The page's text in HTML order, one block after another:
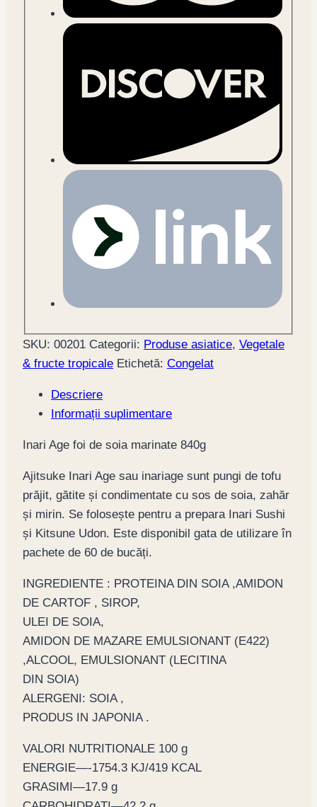
SKU: 00201 Categorii: Produse asiatice, Vegetale
& fructe tropicale Etichetă: Congelat
Descriere
Informații suplimentare
Inari Age foi de soia marinate 840g
Ajitsuke Inari Age sau inariage sunt pungi de tofu
prăjit, gătite și condimentate cu sos de soia, zahăr
și mirin. Se folosește pentru a prepara Inari Sushi
și Kitsune Udon. Este disponibil gata de utilizare în
pachete de 60 de bucăți.
INGREDIENTE : PROTEINA DIN SOIA ,AMIDON
DE CARTOF , SIROP,
ULEI DE SOIA,
AMIDON DE MAZARE EMULSIONANT (E422)
,ALCOOL, EMULSIONANT (LECITINA
DIN SOIA)
ALERGENI: SOIA ,
PRODUS IN JAPONIA .
VALORI NUTRITIONALE 100 g
ENERGIE—-1754.3 KJ/419 KCAL
GRASIMI—17.9 g